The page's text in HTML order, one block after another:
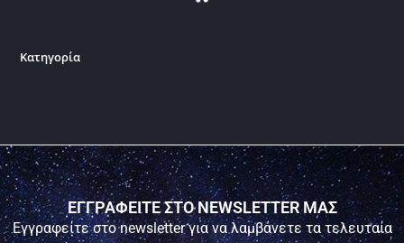
ΦΙΓΟΥΡΑ ΔΙΑΚΟΣΜΗΤΙΚΟ TOLE10 Morning star resin
white Templar. 12cm, 39511
Κωδικός προϊόντος:9020052134